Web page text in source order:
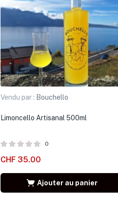
Vendu par : Bouchello
Limoncello Artisanal 500ml
0
CHF35.00
Ajouter au panier